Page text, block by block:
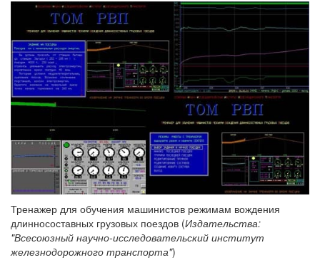
Тренажер для обучения машинистов режимам вождения
длинносоставных грузовых поездов (Издательства:
"Всесоюзный научно-исследовательский институт
железнодорожного транспорта")